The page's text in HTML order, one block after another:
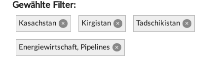
Gewählte Filter:
Kasachstan × Kirgistan × Tadschikistan ×
Energiewirtschaft, Pipelines ×